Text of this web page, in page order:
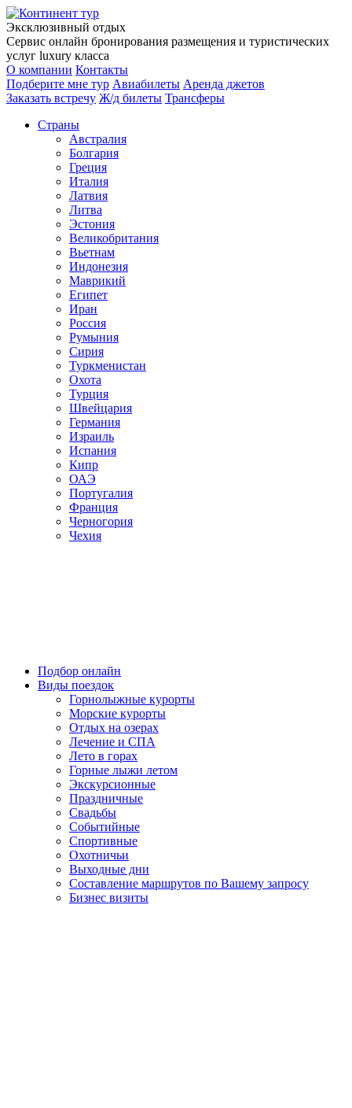
Эксклюзивный отдых
Сервис онлайн бронирования размещения и туристических
услуг luxury класса
О компании Контакты
Подберите мне тур Авиабилеты Аренда джетов
Заказать встречу Ж/д билеты Трансферы
Страны
Австралия
Болгария
Греция
Италия
Латвия
Литва
Эстония
Великобритания
Вьетнам
Индонезия
Маврикий
Египет
Иран
Россия
Румыния
Сирия
Туркменистан
Охота
Турция
Швейцария
Германия
Израиль
Испания
Кипр
ОАЭ
Португалия
Франция
Черногория
Чехия
Подбор онлайн
Виды поездок
Горнолыжные курорты
Морские курорты
Отдых на озерах
Лечение и СПА
Лето в горах
Горные лыжи летом
Экскурсионные
Праздничные
Свадьбы
Событийные
Спортивные
Охотничьи
Выходные дни
Составление маршрутов по Вашему запросу
Бизнес визиты